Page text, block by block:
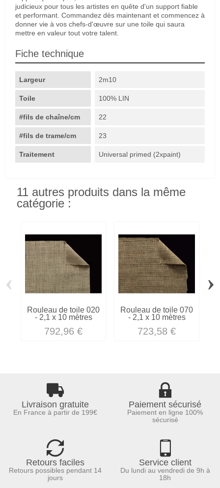
judicieux pour tous les artistes en quête d'un support fiable
et performant. Commandez dès maintenant et commencez à
donner vie à vos chefs-d'œuvre sur une toile qui saura
mettre en valeur tout votre talent.
Fiche technique
Largeur 2m10
Toile 100% LIN
#fils de chaîne/cm 22
#fils de trame/cm 23
Traitement Universal primed (2xpaint)
11 autres produits dans la même
catégorie :
Rouleau de toile 020
- 2,1 x 10 mètres
792,96 €
Rouleau de toile 070
- 2,1 x 10 mètres
723,58 €
‹ ›
Livraison gratuite
En France à partir de 199€
Paiement sécurisé
Paiement en ligne 100%
sécurisé
Retours faciles
Retours possibles pendant 14
jours
Service client
Du lundi au vendredi de 9h à
18h